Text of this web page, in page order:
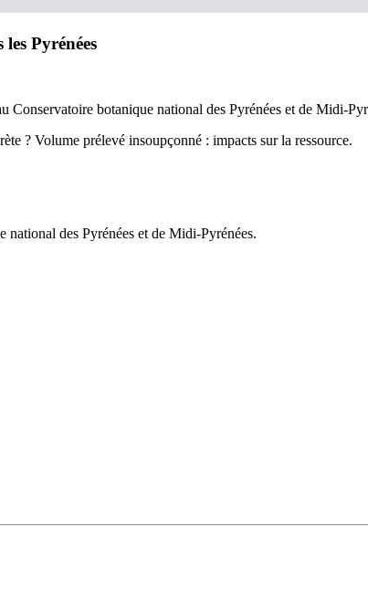
Pyrénées
Conservatoire botanique national des Pyrénées et de Midi-
? Volume prélevé insoupçonné : impacts sur la ressource.
national des Pyrénées et de Midi-Pyrénées.